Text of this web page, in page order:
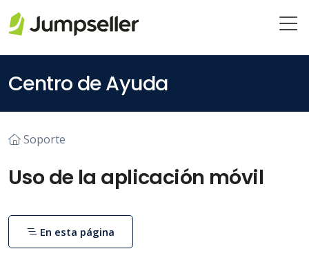
Centro de Ayuda
Soporte
Uso de la aplicación móvil
En esta página